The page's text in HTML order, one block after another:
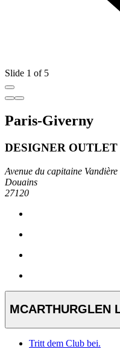
Slide 1 of 5
Paris-Giverny
DESIGNER
Avenue du capitaine
Douains
27120
MCARTHURGLEN
Tritt dem Club bei.